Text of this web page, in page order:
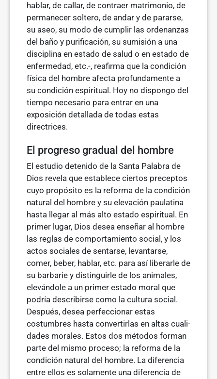
hablar, de callar, de contraer matrimonio, de
permanecer soltero, de andar y de pararse,
su aseo, su modo de cumplir las ordenanzas
del baño y purificación, su sumisión a una
disciplina en estado de salud o en estado de
enfermedad, etc.-, reafirma que la condición
física del hombre afecta profundamente a
su condición espiritual. Hoy no dispongo del
tiempo necesario para entrar en una
exposición detallada de todas estas
directrices.
El progreso gradual del hombre
El estudio detenido de la Santa Palabra de
Dios revela que establece cier­tos preceptos
cuyo propósito es la reforma de la condición
natural del hom­bre y su elevación paulatina
hasta llegar al más alto estado espiritual. En
primer lugar, Dios desea enseñar al hombre
las reglas de comportamiento social, y los
actos sociales de sentarse, levantarse,
comer, beber, hablar, etc. para así liberarle de
su barbarie y distinguirle de los animales,
elevándole a un primer estado moral que
podría describirse como la cultura social.
Des­pués, desea perfeccionar estas
costumbres hasta convertirlas en altas cuali­
dades morales. Estos dos métodos forman
parte del mismo proceso; la reforma de la
condición natural del hombre. La diferencia
entre ellos es solamente una diferencia de